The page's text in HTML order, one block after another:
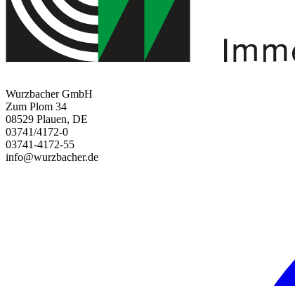
Wurzbacher GmbH
Zum Plom 34
08529 Plauen, DE
03741/4172-0
03741-4172-55
info@wurzbacher.de